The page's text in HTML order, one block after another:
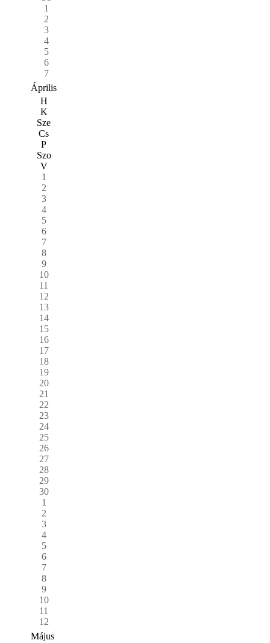
1
2
3
4
5
6
7
Április
H
K
Sze
Cs
P
Szo
V
1
2
3
4
5
6
7
8
9
10
11
12
13
14
15
16
17
18
19
20
21
22
23
24
25
26
27
28
29
30
1
2
3
4
5
6
7
8
9
10
11
12
Május